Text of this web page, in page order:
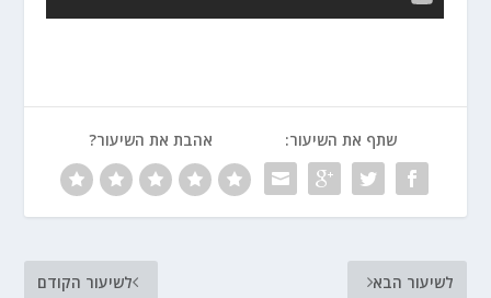
שתף את השיעור: אהבת את השיעור?
לשיעור הקודם לשיעור הבא